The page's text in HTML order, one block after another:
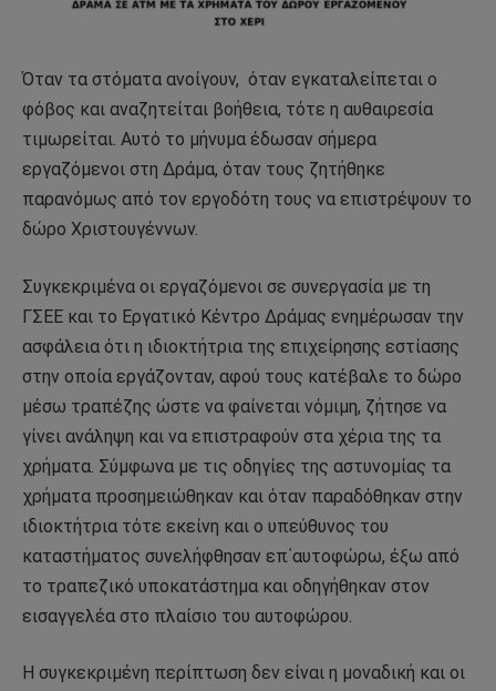
Όταν τα στόματα ανοίγουν, όταν εγκαταλείπεται ο
φόβος και αναζητείται βοήθεια, τότε η αυθαιρεσία
τιμωρείται. Αυτό το μήνυμα έδωσαν σήμερα
εργαζόμενοι στη Δράμα, όταν τους ζητήθηκε
παρανόμως από τον εργοδότη τους να επιστρέψουν το
δώρο Χριστουγέννων.
Συγκεκριμένα οι εργαζόμενοι σε συνεργασία με τη
ΓΣΕΕ και το Εργατικό Κέντρο Δράμας ενημέρωσαν την
ασφάλεια ότι η ιδιοκτήτρια της επιχείρησης εστίασης
στην οποία εργάζονταν, αφού τους κατέβαλε το δώρο
μέσω τραπέζης ώστε να φαίνεται νόμιμη, ζήτησε να
γίνει ανάληψη και να επιστραφούν στα χέρια της τα
χρήματα. Σύμφωνα με τις οδηγίες της αστυνομίας τα
χρήματα προσημειώθηκαν και όταν παραδόθηκαν στην
ιδιοκτήτρια τότε εκείνη και ο υπεύθυνος του
καταστήματος συνελήφθησαν επ΄αυτοφώρω, έξω από
το τραπεζικό υποκατάστημα και οδηγήθηκαν στον
εισαγγελέα στο πλαίσιο του αυτοφώρου.
Η συγκεκριμένη περίπτωση δεν είναι η μοναδική και οι